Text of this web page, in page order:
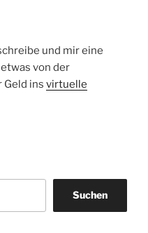
und mir eine
von der
Geld ins virtuelle
Suchen